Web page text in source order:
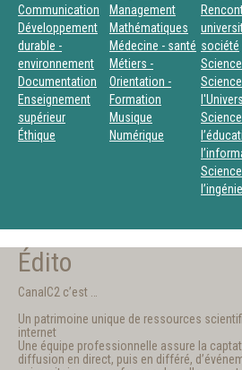
Communication
Développement
durable -
environnement
Documentation
Enseignement
supérieur
Éthique
Management
Mathématiques
Médecine - santé
Métiers -
Orientation -
Formation
Musique
Numérique
société
l'Univers
Édito
CanalC2 c’est …
Un patrimoine unique de ressources
internet
Une équipe professionnelle assure la
diffusion en direct, puis en différé,